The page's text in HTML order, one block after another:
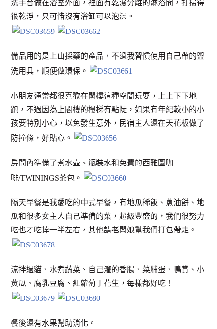
洗手台做在浴室外面，裡面有乾濕分離的淋浴間，打掃得
很乾淨，只可惜沒有浴缸可以泡澡。
備品用的是上山採藥的產品，不過我習慣使用自己帶的盥
洗用具，順便做環保。
小朋友通常都很喜歡在閣樓這種空間玩耍，上上下下地
跑，不過因為上閣樓的樓梯有點陡，如果有年紀較小的小
孩要特別小心，以免發生意外，民宿主人還在天花板做了
防撞條，好貼心。
房間內準備了煮水壺、瓶裝水和免費的西雅圖咖
啡/TWININGS茶包。
隔天早餐是我愛吃的中式早餐，有地瓜稀飯、蔥油餅、地
瓜和很多女主人自己準備的菜，超級豐盛的，我們很努力
吃也才吃掉一半左右，其他請老闆娘幫我們打包帶走。
涼拌過貓、水煮蔬菜、自己灌的香腸、菜脯蛋、鴨賞、小
黃瓜、腐乳豆腐、紅蘿蔔丁花生，每樣都好吃！
餐後還有水果幫助消化。